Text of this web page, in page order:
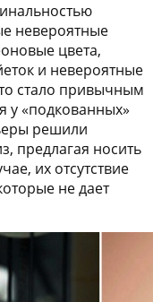
невероятные
цвета,
и невероятные
стало привычным
у «подкованных»
решили
предлагая носить
их отсутствие
не дает